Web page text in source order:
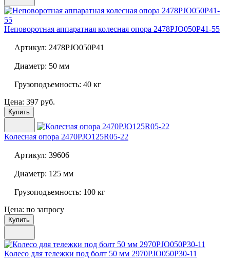
Неповоротная аппаратная колесная опора 2478PJO050P41-55
Артикул: 2478PJO050P41
Диаметр: 50 мм
Грузоподъемность: 40 кг
Цена: 397 руб.
Купить
Колесная опора 2470PJO125R05-22
Артикул: 39606
Диаметр: 125 мм
Грузоподъемность: 100 кг
Цена: по запросу
Купить
Колесо для тележки под болт 50 мм 2970PJO050P30-11